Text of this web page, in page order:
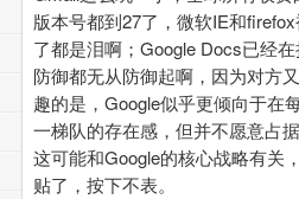
版本号都到27了，微软IE和
了都是泪啊；Google Docs已经
防御都无从防御起啊，因为对方
趣的是，Google似乎更倾向于在
一梯队的存在感，但并不愿意占
这可能和Google的核心战略有关
贴了，按下不表。